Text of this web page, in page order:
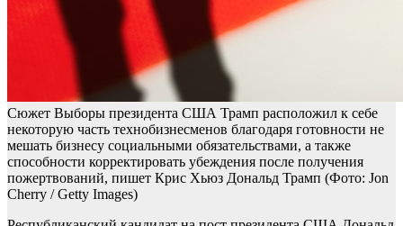
Сюжет Выборы президента США Трамп расположил к себе
некоторую часть технобизнесменов благодаря готовности не
мешать бизнесу социальными обязательствами, а также
способности корректировать убеждения после получения
пожертвований, пишет Крис Хьюз Дональд Трамп (Фото: Jon
Cherry / Getty Images)